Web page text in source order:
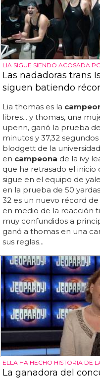
LIA SIGUE SIENDO ACOSADA
Las nadadoras trans
siguen batiendo
Lia thomas es la
libres... y thomas, una
upenn, ganó la prueba
minutos y 37,32
blodgett de la
en campeona de la ivy
que ha retrasado el
sigue en el equipo de
en la prueba de 50
32 es un nuevo récord
en medio de la reacción
muy confundidos a
ganó a thomas en una
sus reglas...
ELLA HA HECHO HISTORIA DE
La ganadora del